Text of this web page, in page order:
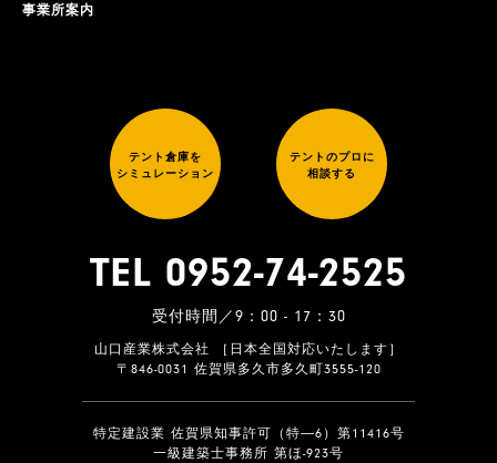
事業所案内
テント倉庫を
シミュレーション
テントのプロに
相談する
TEL 0952-74-2525
受付時間／9：00 - 17：30
山口産業株式会社 ［日本全国対応いたします］
〒846-0031 佐賀県多久市多久町3555-120
特定建設業 佐賀県知事許可（特―6）第11416号
一級建築士事務所 第ほ-923号